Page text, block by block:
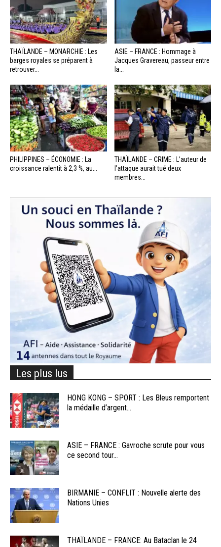
THAÏLANDE – MONARCHIE : Les
barges royales se préparent à
retrouver...
ASIE – FRANCE : Hommage à
Jacques Gravereau, passeur entre
la...
PHILIPPINES – ÉCONOMIE : La
croissance ralentit à 2,3 %, au...
THAÏLANDE – CRIME : L’auteur de
l’attaque aurait tué deux
membres...
Les plus lus
HONG KONG – SPORT : Les Bleus remportent
la médaille d’argent...
ASIE – FRANCE : Gavroche scrute pour vous
ce second tour...
BIRMANIE – CONFLIT : Nouvelle alerte des
Nations Unies
THAÏLANDE – FRANCE: Au Bataclan le 24